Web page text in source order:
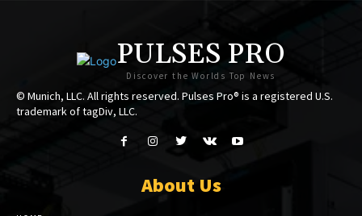
PULSES PRO
Discover the Worlds Top News
© Munich, LLC. All rights reserved. Pulses Pro® is a registered U.S.
trademark of tagDiv, LLC.
About Us